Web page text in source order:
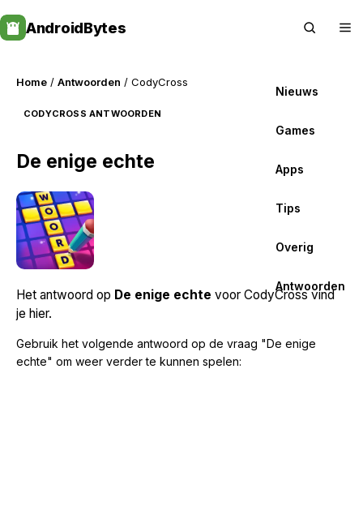
to
content
AndroidBytes
Nieuws
Games
Apps
Tips
Overig
Antwoorden
Home / Antwoorden / CodyCross
CODYCROSS ANTWOORDEN
De enige echte
Het antwoord op De enige echte voor CodyCross vind
je hier.
Gebruik het volgende antwoord op de vraag "De enige
echte" om weer verder te kunnen spelen: